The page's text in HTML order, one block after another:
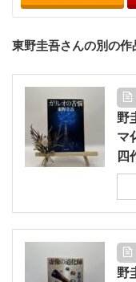
東野圭吾さんの別の作
野
マ
四
野